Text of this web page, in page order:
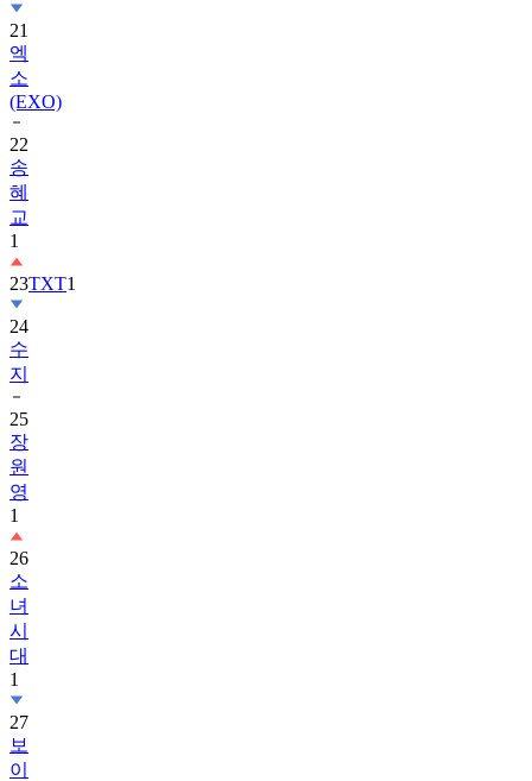
21
엑
소
(EXO)
22
송
혜
교
1
23TXT1
24
수
지
25
장
원
영
1
26
소
녀
시
대
1
27
보
이